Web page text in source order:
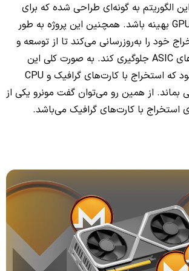
الگوریتم به گونه‌ای طراحی شده که برای
استخراج با CPU و GPU بهینه باشد. همچنین این پروژه به طور
خود را به‌روزرسانی می‌کند تا از توسعه و
استفاده از دستگاه‌های ASIC جلوگیری کند. به صورت کلی این
تغییرات باعث می‌شود که استخراج با کارت‌های گرافیک و CPU
بماند. از همین رو می‌توان گفت مونرو یکی از
استخراج با کارت‌های گرافیک می‌باشد.